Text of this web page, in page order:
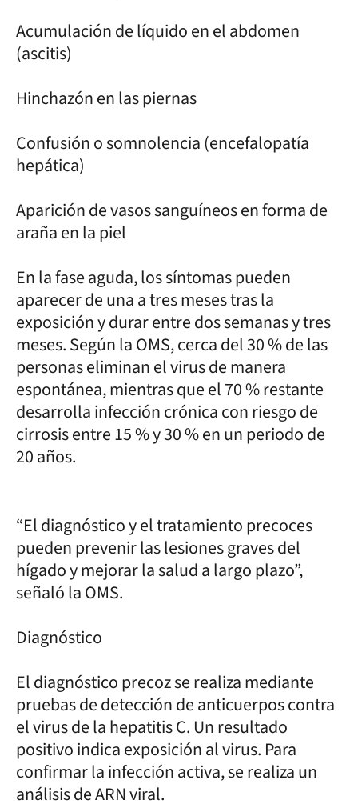
Acumulación de líquido en el abdomen
(ascitis)
Hinchazón en las piernas
Confusión o somnolencia (encefalopatía
hepática)
Aparición de vasos sanguíneos en forma de
araña en la piel
En la fase aguda, los síntomas pueden
aparecer de una a tres meses tras la
exposición y durar entre dos semanas y tres
meses. Según la OMS, cerca del 30 % de las
personas eliminan el virus de manera
espontánea, mientras que el 70 % restante
desarrolla infección crónica con riesgo de
cirrosis entre 15 % y 30 % en un periodo de
20 años.
“El diagnóstico y el tratamiento precoces
pueden prevenir las lesiones graves del
hígado y mejorar la salud a largo plazo”,
señaló la OMS.
Diagnóstico
El diagnóstico precoz se realiza mediante
pruebas de detección de anticuerpos contra
el virus de la hepatitis C. Un resultado
positivo indica exposición al virus. Para
confirmar la infección activa, se realiza un
análisis de ARN viral.